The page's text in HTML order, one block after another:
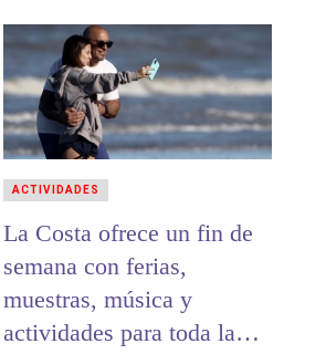
La Costa ofrece un fin de
semana con ferias,
muestras, música y
actividades para toda la
ACTIVIDADES